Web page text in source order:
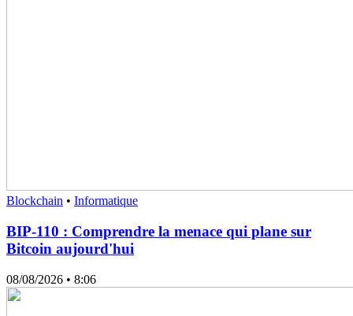
Blockchain • Informatique
BIP-110 : Comprendre la menace qui plane sur
Bitcoin aujourd'hui
08/08/2026 • 8:06